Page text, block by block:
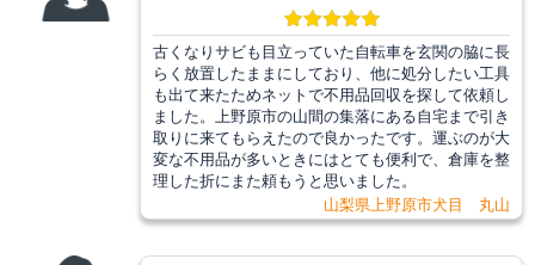
古くなりサビも目立っていた自転車を玄関の脇に長
らく放置したままにしており、他に処分したい工具
も出て来たためネットで不用品回収を探して依頼し
ました。上野原市の山間の集落にある自宅まで引き
取りに来てもらえたので良かったです。運ぶのが大
変な不用品が多いときにはとても便利で、倉庫を整
理した折にまた頼もうと思いました。
山梨県上野原市犬目 丸山